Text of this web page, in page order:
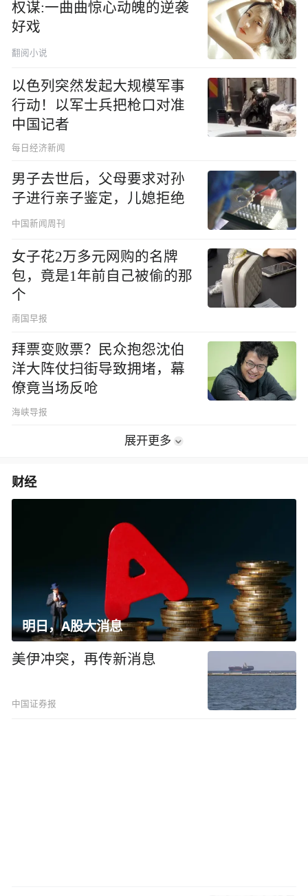
权谋:一曲曲惊心动魄的逆袭
好戏
翻阅小说
以色列突然发起大规模军事
行动！以军士兵把枪口对准
中国记者
每日经济新闻
男子去世后，父母要求对孙
子进行亲子鉴定，儿媳拒绝
中国新闻周刊
女子花2万多元网购的名牌
包，竟是1年前自己被偷的那
个
南国早报
拜票变败票？民众抱怨沈伯
洋大阵仗扫街导致拥堵，幕
僚竟当场反呛
海峡导报
展开更多
财经
明日，A股大消息
美伊冲突，再传新消息
中国证券报